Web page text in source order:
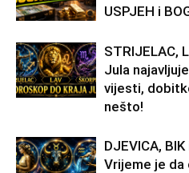
USPJEH i
STRIJELAC,
Jula
vijesti,
nešto!
DJEVICA,
Vrijeme je